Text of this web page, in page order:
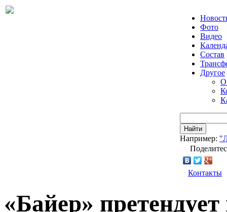
Фото
Видео
Состав
Другое
О
Найти
Например:
Контакты
«Байер»